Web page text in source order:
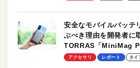
安全なモバイルバッテ
ぶべき理由を開発者に
TORRAS「MiniMag
ーも
アクセサリ レポート タイ